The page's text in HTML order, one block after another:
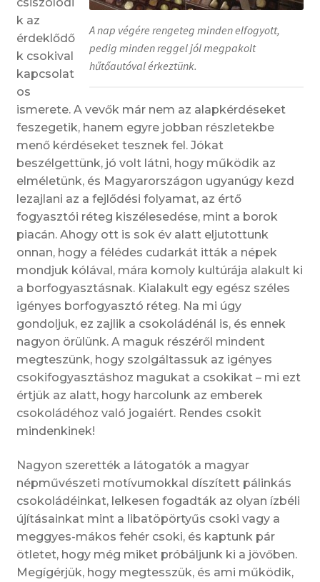
A nap végére rengeteg minden elfogyott,
pedig minden reggel jól megpakolt
hűtőautóval érkeztünk.
k az
érdeklődő
k csokival
kapcsolat
os
ismerete. A vevők már nem az alapkérdéseket
feszegetik, hanem egyre jobban részletekbe
menő kérdéseket tesznek fel. Jókat
beszélgettünk, jó volt látni, hogy működik az
elméletünk, és Magyarországon ugyanúgy kezd
lezajlani az a fejlődési folyamat, az értő
fogyasztói réteg kiszélesedése, mint a borok
piacán. Ahogy ott is sok év alatt eljutottunk
onnan, hogy a félédes cudarkát itták a népek
mondjuk kólával, mára komoly kultúrája alakult ki
a borfogyasztásnak. Kialakult egy egész széles
igényes borfogyasztó réteg. Na mi úgy
gondoljuk, ez zajlik a csokoládénál is, és ennek
nagyon örülünk. A maguk részéről mindent
megteszünk, hogy szolgáltassuk az igényes
csokifogyasztáshoz magukat a csokikat – mi ezt
értjük az alatt, hogy harcolunk az emberek
csokoládéhoz való jogaiért. Rendes csokit
mindenkinek!
Nagyon szerették a látogatók a magyar
népművészeti motívumokkal díszített pálinkás
csokoládéinkat, lelkesen fogadták az olyan ízbéli
újításainkat mint a libatöpörtyűs csoki vagy a
meggyes-mákos fehér csoki, és kaptunk pár
ötletet, hogy még miket próbáljunk ki a jövőben.
Megígérjük, hogy megtesszük, és ami működik,